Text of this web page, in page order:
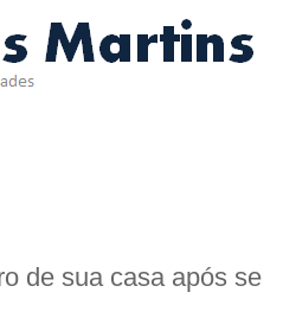
de sua casa após se